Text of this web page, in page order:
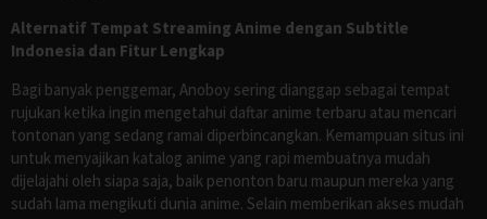
Alternatif Tempat Streaming Anime dengan Subtitle
Indonesia dan Fitur Lengkap
Bagi banyak penggemar, Anoboy sering dianggap sebagai tempat
rujukan ketika ingin mengetahui daftar anime terbaru atau mencari
tontonan yang sedang ramai diperbincangkan. Kemampuan situs ini
untuk menyajikan katalog anime yang rapi membuatnya mudah
dijelajahi oleh siapa saja, baik penonton baru maupun mereka yang
sudah lama mengikuti dunia anime. Selain memberikan akses mudah